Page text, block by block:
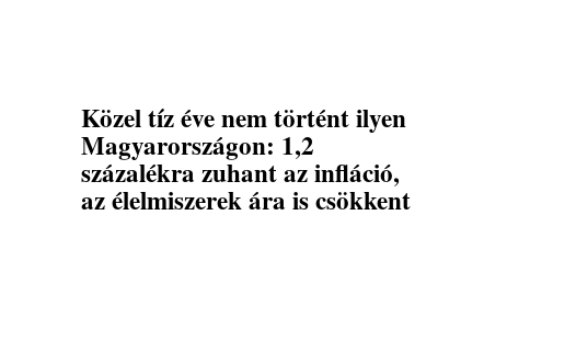
Közel tíz éve nem történt ilyen
Magyarországon: 1,2
százalékra zuhant az infláció,
az élelmiszerek ára is csökkent